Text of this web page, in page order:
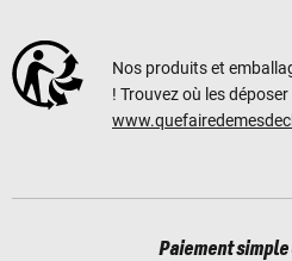
Nos produits et
! Trouvez où les
Paiement